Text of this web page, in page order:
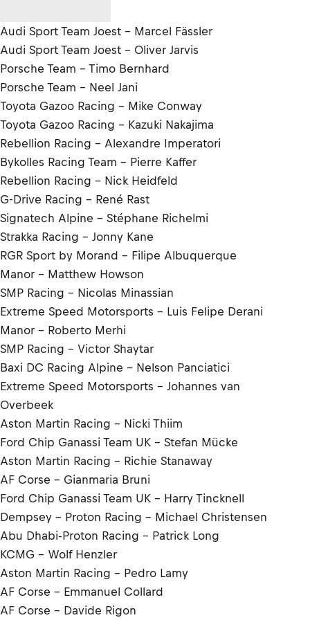
Audi Sport Team Joest – Marcel Fässler
Audi Sport Team Joest – Oliver Jarvis
Porsche Team – Timo Bernhard
Porsche Team – Neel Jani
Toyota Gazoo Racing - Mike Conway
Toyota Gazoo Racing - Kazuki Nakajima
Rebellion Racing - Alexandre Imperatori
Bykolles Racing Team – Pierre Kaffer
Rebellion Racing – Nick Heidfeld
G-Drive Racing – René Rast
Signatech Alpine - Stéphane Richelmi
Strakka Racing - Jonny Kane
RGR Sport by Morand - Filipe Albuquerque
Manor – Matthew Howson
SMP Racing - Nicolas Minassian
Extreme Speed Motorsports - Luis Felipe Derani
Manor – Roberto Merhi
SMP Racing - Victor Shaytar
Baxi DC Racing Alpine - Nelson Panciatici
Extreme Speed Motorsports - Johannes van
Overbeek
Aston Martin Racing - Nicki Thiim
Ford Chip Ganassi Team UK - Stefan Mücke
Aston Martin Racing - Richie Stanaway
AF Corse - Gianmaria Bruni
Ford Chip Ganassi Team UK - Harry Tincknell
Dempsey - Proton Racing - Michael Christensen
Abu Dhabi-Proton Racing - Patrick Long
KCMG - Wolf Henzler
Aston Martin Racing – Pedro Lamy
AF Corse - Emmanuel Collard
AF Corse – Davide Rigon